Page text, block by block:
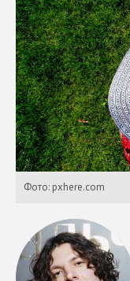
Фото: pxhere.com